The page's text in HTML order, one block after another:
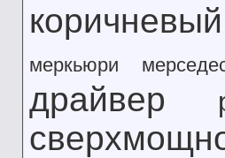
коричневый
меркьюри
драйвер